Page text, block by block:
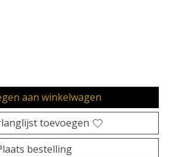
aan winkelwagen
toevoegen
bestelling